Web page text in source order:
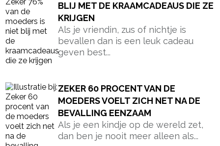
BLIJ MET DE KRAAMCADEAUS DIE ZE
KRIJGEN
Als je vriendin, zus of nichtje is
bevallen dan is een leuk cadeau
geven best...
ZEKER 60 PROCENT VAN DE
MOEDERS VOELT ZICH NET NA DE
BEVALLING EENZAAM
Als je een kindje op de wereld zet,
dan ben je nooit meer alleen als...